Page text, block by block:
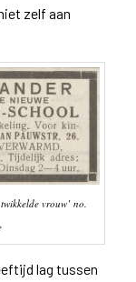
zelf aan
vrouw’ no.
lag tussen